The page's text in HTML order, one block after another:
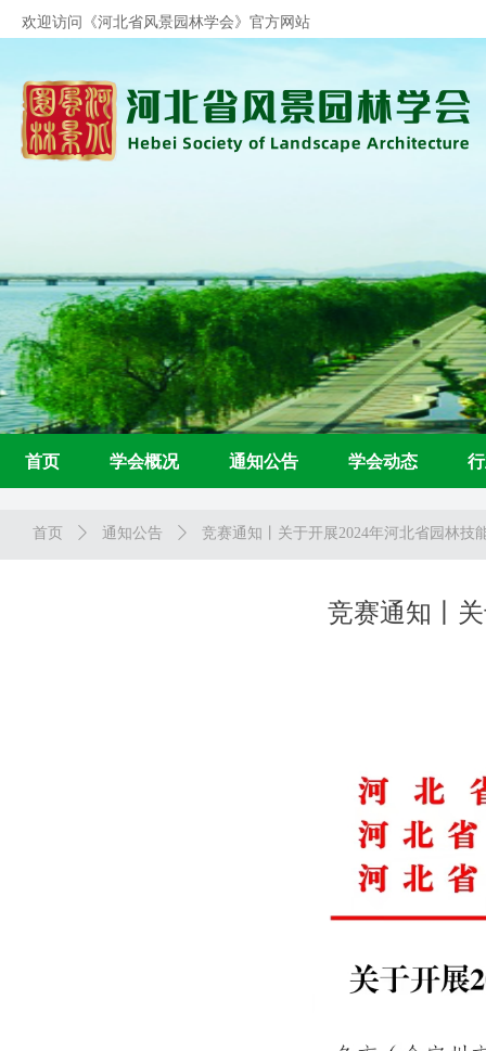
首页 学会概况 通知公告 学会动态
欢迎访问《河北省风景园林学会》官方网站
竞赛通知丨
首页 ꄲ 通知公告 ꄲ 竞赛通知丨关于开展2024年河北省园林技